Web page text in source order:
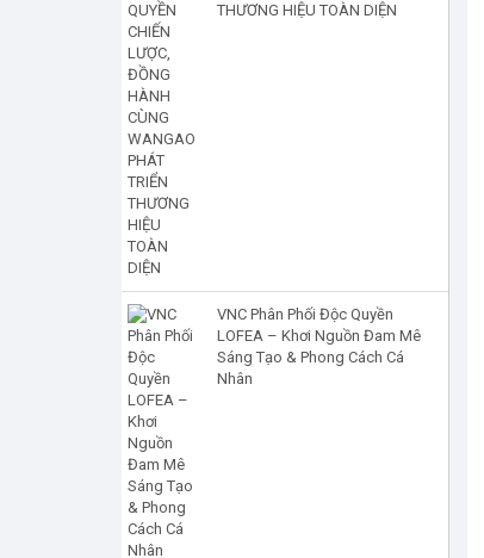
THƯƠNG HIỆU TOÀN DIỆN
VNC Phân Phối Độc Quyền
LOFEA – Khơi Nguồn Đam Mê
Sáng Tạo & Phong Cách Cá
Nhân